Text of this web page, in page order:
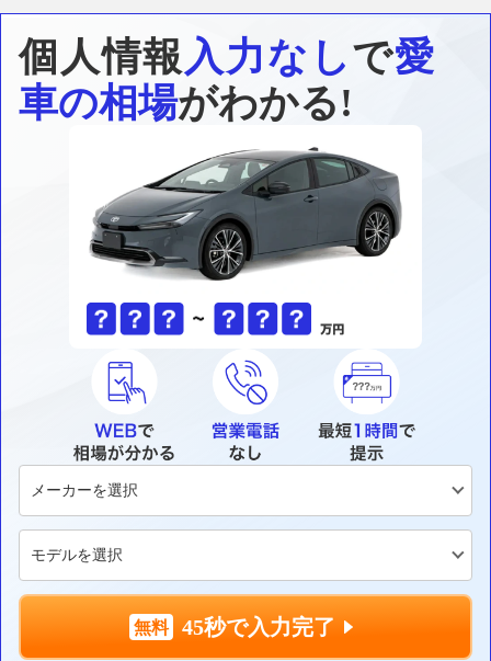
個人情報入力なしで愛
車の相場がわかる!
45秒で入力完了